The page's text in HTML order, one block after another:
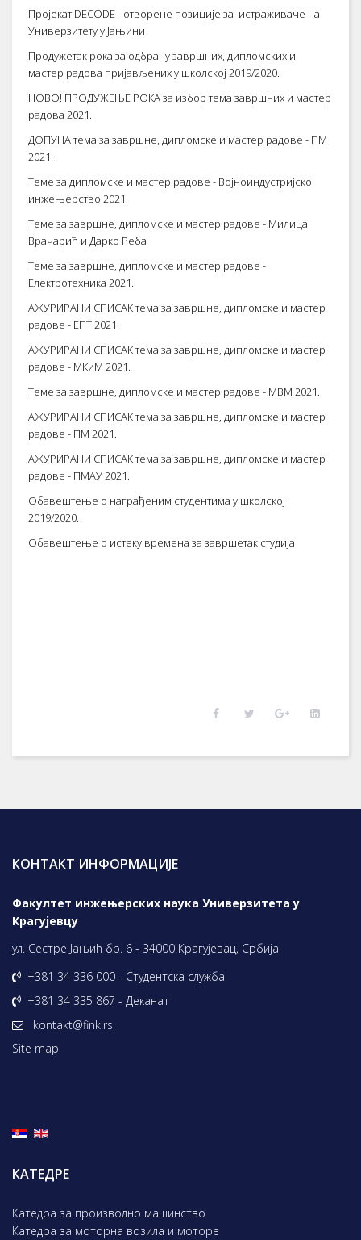
Пројекат DECODE - oтворене позиције за истраживаче на
Универзитету у Јањини
Продужетак рока за одбрану завршних, дипломских и
мастер радова пријављених у школској 2019/2020.
НОВО! ПРОДУЖЕЊЕ РОКА за избор тема завршних и мастер
радова 2021.
ДОПУНА тема за завршне, дипломске и мастер радове - ПМ
2021.
Теме за дипломске и мастер радове - Војноиндустријско
инжењерство 2021.
Теме за завршне, дипломске и мастер радове - Милица
Врачарић и Дарко Реба
Теме за завршне, дипломске и мастер радове -
Електротехника 2021.
АЖУРИРАНИ СПИСАК тема за завршне, дипломске и мастер
радове - ЕПТ 2021.
АЖУРИРАНИ СПИСАК тема за завршне, дипломске и мастер
радове - МКиМ 2021.
Теме за завршне, дипломске и мастер радове - МВМ 2021.
АЖУРИРАНИ СПИСАК тема за завршне, дипломске и мастер
радове - ПМ 2021.
АЖУРИРАНИ СПИСАК тема за завршне, дипломске и мастер
радове - ПМАУ 2021.
Обавештење о награђеним студентима у школској
2019/2020.
Обавештење о истеку времена за завршетак студија
КОНТАКТ ИНФОРМАЦИЈЕ
Факултет инжењерских наука Универзитета у
Крагујевцу
ул. Сестре Јањић бр. 6 - 34000 Крагујевац, Србија
+381 34 336 000 - Студентска служба
+381 34 335 867 - Деканат
kontakt@fink.rs
Site map
КАТЕДРЕ
Катедра за производно машинство
Катедра за моторна возила и моторе